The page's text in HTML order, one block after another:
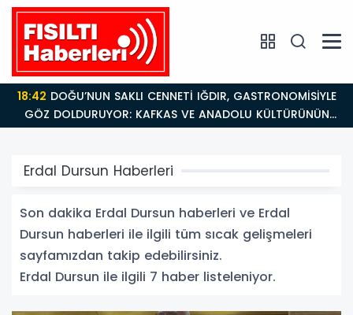
18:42
GÖZ DOLDURUYOR: KAFKAS VE ANADOLU KÜLTÜRÜNÜN
BULUŞMA NOKTASI
Erdal Dursun Haberleri
Son dakika Erdal Dursun haberleri ve Erdal
Dursun haberleri ile ilgili tüm sıcak gelişmeleri
sayfamızdan takip edebilirsiniz.
Erdal Dursun ile ilgili 7 haber listeleniyor.